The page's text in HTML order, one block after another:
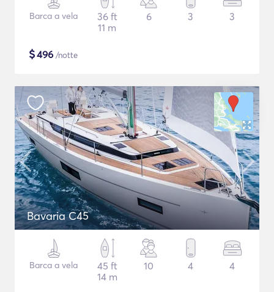
Barca a vela
36 ft
11 m
6 3 3
$496 /notte
Bavaria C45
Barca a vela
45 ft
14 m
10 4 4